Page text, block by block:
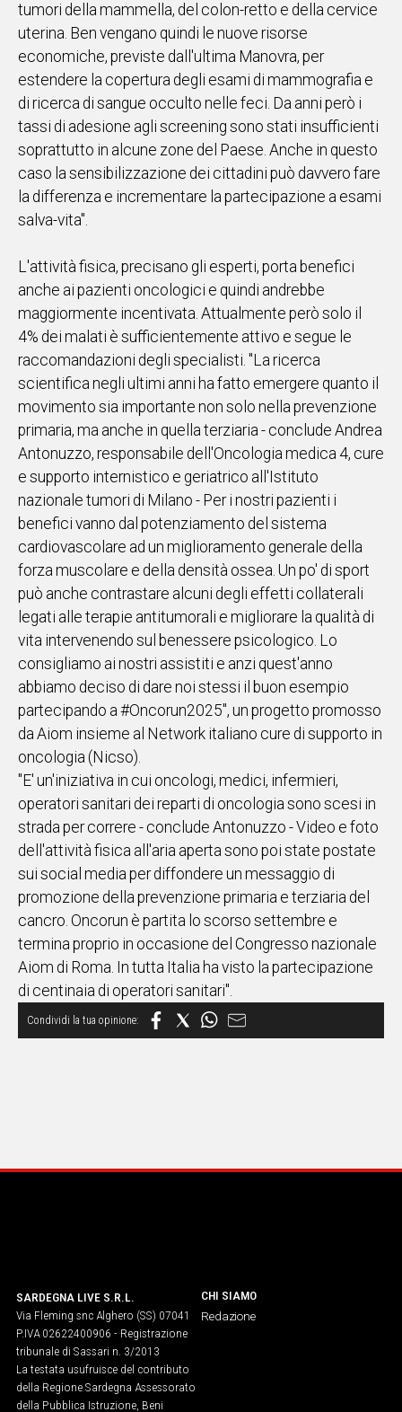
tumori della mammella, del colon-retto e della cervice
uterina. Ben vengano quindi le nuove risorse
economiche, previste dall'ultima Manovra, per
estendere la copertura degli esami di mammografia e
di ricerca di sangue occulto nelle feci. Da anni però i
tassi di adesione agli screening sono stati insufficienti
soprattutto in alcune zone del Paese. Anche in questo
caso la sensibilizzazione dei cittadini può davvero fare
la differenza e incrementare la partecipazione a esami
salva-vita".
L'attività fisica, precisano gli esperti, porta benefici
anche ai pazienti oncologici e quindi andrebbe
maggiormente incentivata. Attualmente però solo il
4% dei malati è sufficientemente attivo e segue le
raccomandazioni degli specialisti. "La ricerca
scientifica negli ultimi anni ha fatto emergere quanto il
movimento sia importante non solo nella prevenzione
primaria, ma anche in quella terziaria - conclude Andrea
Antonuzzo, responsabile dell'Oncologia medica 4, cure
e supporto internistico e geriatrico all'Istituto
nazionale tumori di Milano - Per i nostri pazienti i
benefici vanno dal potenziamento del sistema
cardiovascolare ad un miglioramento generale della
forza muscolare e della densità ossea. Un po' di sport
può anche contrastare alcuni degli effetti collaterali
legati alle terapie antitumorali e migliorare la qualità di
vita intervenendo sul benessere psicologico. Lo
consigliamo ai nostri assistiti e anzi quest'anno
abbiamo deciso di dare noi stessi il buon esempio
partecipando a #Oncorun2025", un progetto promosso
da Aiom insieme al Network italiano cure di supporto in
oncologia (Nicso).
"E' un'iniziativa in cui oncologi, medici, infermieri,
operatori sanitari dei reparti di oncologia sono scesi in
strada per correre - conclude Antonuzzo - Video e foto
dell'attività fisica all'aria aperta sono poi state postate
sui social media per diffondere un messaggio di
promozione della prevenzione primaria e terziaria del
cancro. Oncorun è partita lo scorso settembre e
termina proprio in occasione del Congresso nazionale
Aiom di Roma. In tutta Italia ha visto la partecipazione
di centinaia di operatori sanitari".
SARDEGNA LIVE S.R.L.
Via Fleming snc Alghero (SS) 07041
P.IVA 02622400906 - Registrazione
tribunale di Sassari n. 3/2013
La testata usufruisce del contributo
della Regione Sardegna Assessorato
della Pubblica Istruzione, Beni
CHI SIAMO
Redazione